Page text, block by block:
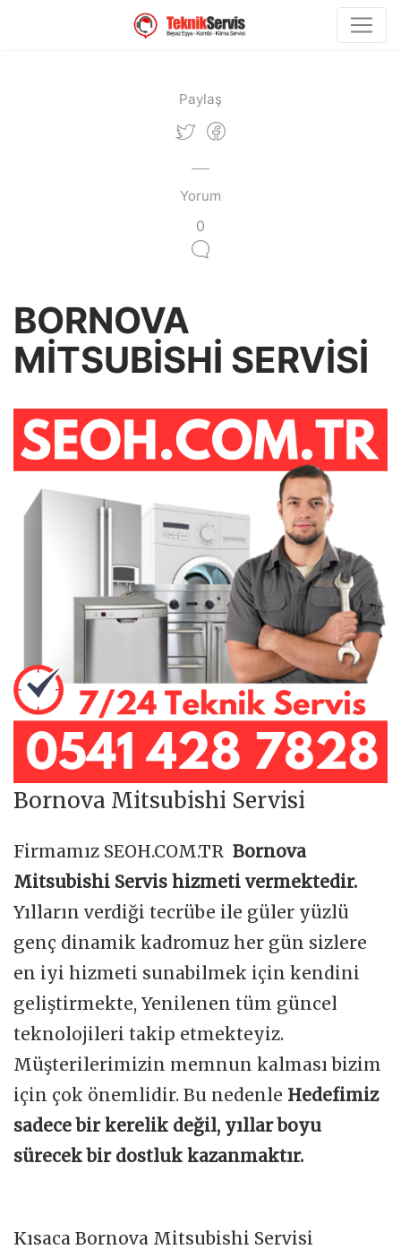
Paylaş
Yorum
0
BORNOVA
MİTSUBİSHİ SERVİSİ
Bornova Mitsubishi Servisi
Firmamız SEOH.COM.TR Bornova
Mitsubishi Servis hizmeti vermektedir.
Yılların verdiği tecrübe ile güler yüzlü
genç dinamik kadromuz her gün sizlere
en iyi hizmeti sunabilmek için kendini
geliştirmekte, Yenilenen tüm güncel
teknolojileri takip etmekteyiz.
Müşterilerimizin memnun kalması bizim
için çok önemlidir. Bu nedenle Hedefimiz
sadece bir kerelik değil, yıllar boyu
sürecek bir dostluk kazanmaktır.
Kısaca Bornova Mitsubishi Servisi